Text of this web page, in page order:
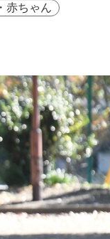
赤ちゃん